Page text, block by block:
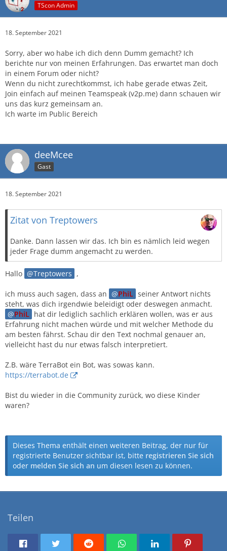
TScon Admin
18. September 2021
Sorry, aber wo habe ich dich denn Dumm gemacht? Ich
berichte nur von meinen Erfahrungen. Das erwartet man doch
in einem Forum oder nicht?
Wenn du nicht zurechtkommst, ich habe gerade etwas Zeit,
Join einfach auf meinen Teamspeak (v2p.me) dann schauen wir
uns das kurz gemeinsam an.
Ich warte im Public Bereich
deeMcee
Gast
18. September 2021
Zitat von Treptowers
Danke. Dann lassen wir das. Ich bin es nämlich leid wegen
jeder Frage dumm angemacht zu werden.
Hallo Treptowers ,
ich muss auch sagen, dass an PhiL seiner Antwort nichts
steht, was dich irgendwie beleidigt oder deswegen anmacht.
PhiL hat dir lediglich sachlich erklären wollen, was er aus
Erfahrung nicht machen würde und mit welcher Methode du
am besten fährst. Schau dir den Text nochmal genauer an,
vielleicht hast du nur etwas falsch interpretiert.
Z.B. wäre TerraBot ein Bot, was sowas kann.
https://terrabot.de
Bist du wieder in die Community zurück, wo diese Kinder
waren?
Dieses Thema enthält einen weiteren Beitrag, der nur für
registrierte Benutzer sichtbar ist, bitte registrieren Sie sich
oder melden Sie sich an um diesen lesen zu können.
Teilen